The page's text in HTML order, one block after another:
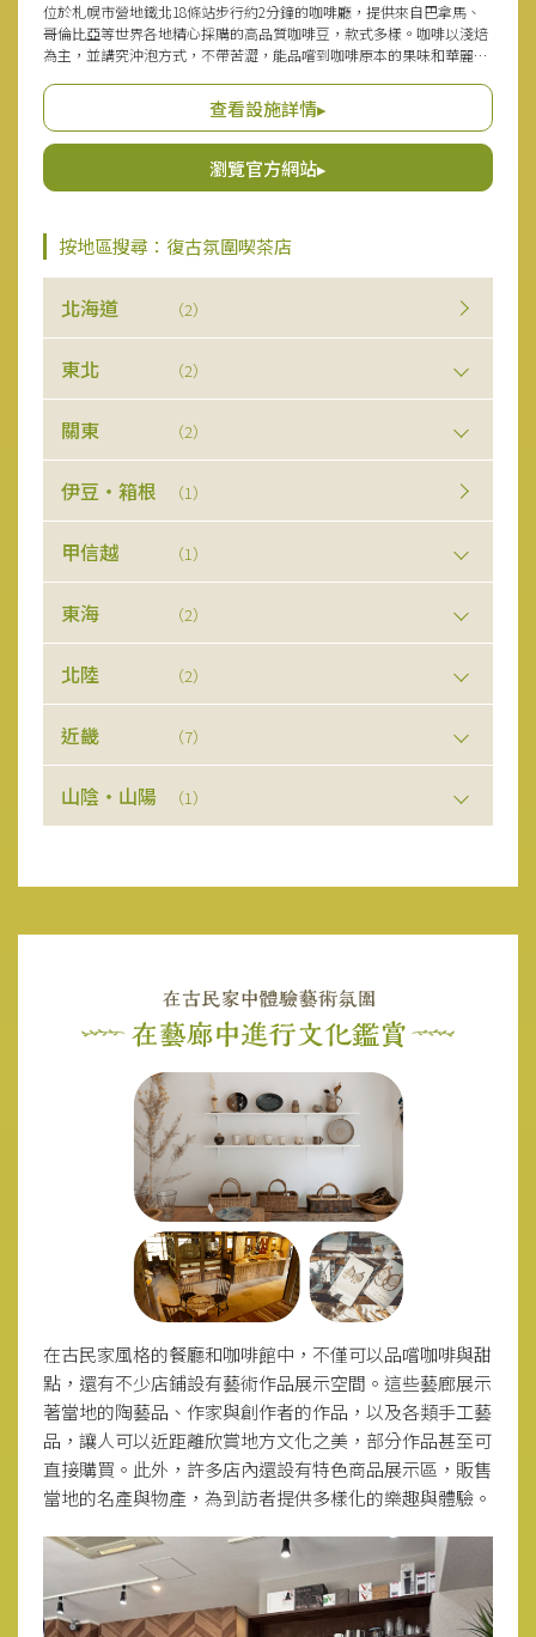
位於札幌市營地鐵北18條站步行約2分鐘的咖啡廳，提供來自巴拿馬、
哥倫比亞等世界各地精心採購的高品質咖啡豆，款式多樣。咖啡以淺焙
為主，並講究沖泡方式，不帶苦澀，能品嚐到咖啡原本的果味和華麗風
查看設施詳情▸
瀏覽官方網站▸
按地區搜尋：復古氛圍喫茶店
北海道 （2）
東北 （2）
關東 （2）
伊豆・箱根 （1）
甲信越 （1）
東海 （2）
北陸 （2）
近畿 （7）
山陰・山陽 （1）
在古民家風格的餐廳和咖啡館中，不僅可以品嚐咖啡與甜
點，還有不少店鋪設有藝術作品展示空間。這些藝廊展示
著當地的陶藝品、作家與創作者的作品，以及各類手工藝
品，讓人可以近距離欣賞地方文化之美，部分作品甚至可
直接購買。此外，許多店內還設有特色商品展示區，販售
當地的名產與物產，為到訪者提供多樣化的樂趣與體驗。